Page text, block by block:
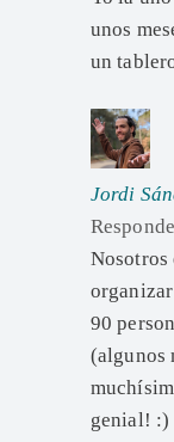
unos
un
Jordi
Nosotros
90
(algunos
genial! :)